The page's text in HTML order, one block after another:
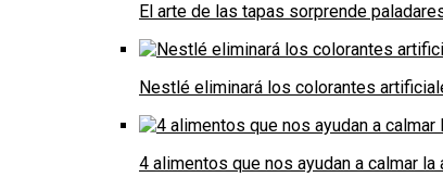
El arte de las tapas sorprende
Nestlé eliminará los colorantes
4 alimentos que nos ayudan a calmar la